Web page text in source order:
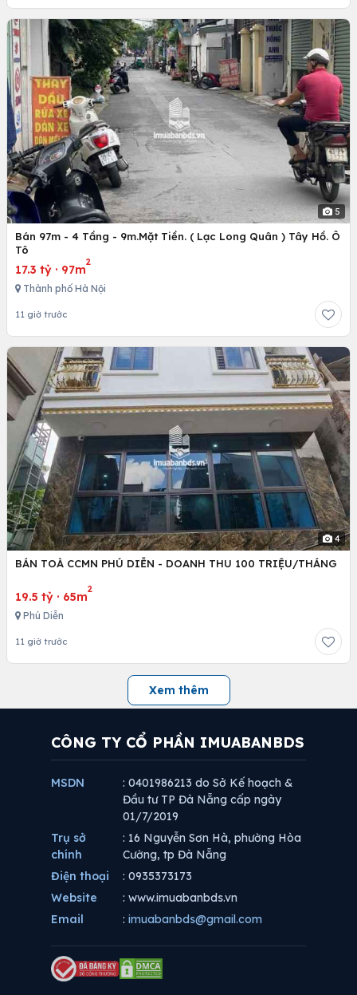
5
Bán 97m - 4 Tầng - 9m.Mặt Tiền. ( Lạc Long Quân ) Tây Hồ. Ô
Tô
17.3 tỷ · 97m
2
Thành phố Hà Nội
11 giờ trước
4
BÁN TOÀ CCMN PHÚ DIỄN - DOANH THU 100 TRIỆU/THÁNG
19.5 tỷ · 65m
2
Phú Diễn
11 giờ trước
Xem thêm
CÔNG TY CỔ PHẦN IMUABANBDS
MSDN
: 0401986213 do Sở Kế hoạch &
Đầu tư TP Đà Nẵng cấp ngày
01/7/2019
Trụ sở
chính
: 16 Nguyễn Sơn Hà, phường Hòa
Cường, tp Đà Nẵng
Điện thoại
: 0935373173
Website
: www.imuabanbds.vn
Email
: imuabanbds@gmail.com